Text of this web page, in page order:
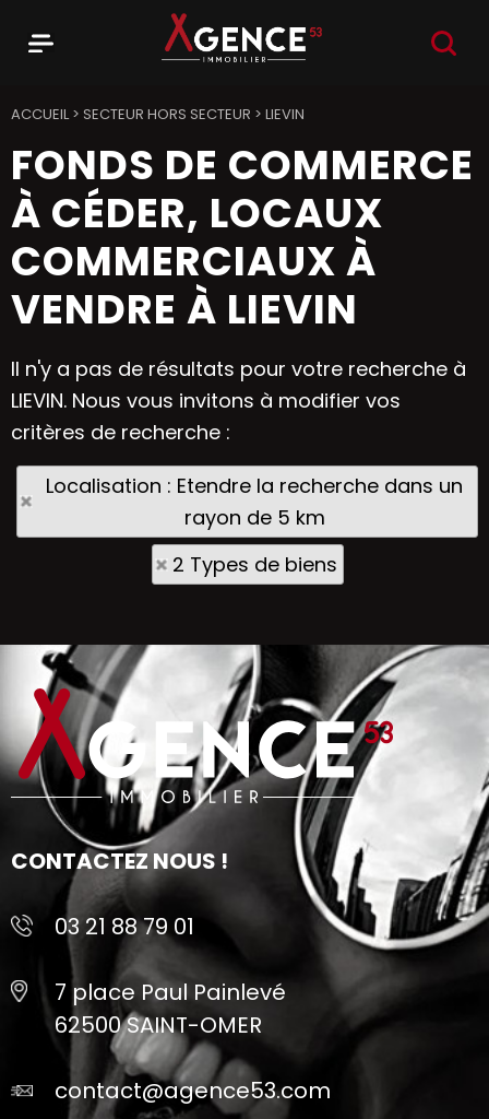
ACCUEIL> SECTEUR HORS SECTEUR > LIEVIN
FONDS DE COMMERCE
À CÉDER, LOCAUX
COMMERCIAUX À
VENDRE À LIEVIN
Il n'y a pas de résultats pour votre recherche à
LIEVIN. Nous vous invitons à modifier vos
critères de recherche :
Localisation : Etendre la recherche dans un
rayon de 5 km
2 Types de biens
CONTACTEZ NOUS !
03 21 88 79 01
7 place Paul Painlevé
62500 SAINT-OMER
contact@agence53.com